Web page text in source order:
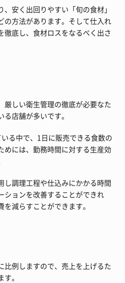
安く出回りやすい「旬の食材」
の方法があります。そして仕入れ
徹底し、食材ロスをなるべく出さ
厳しい衛生管理の徹底が必要なた
店舗が多いです。
る中で、1日に販売できる食数の
めには、勤務時間に対する生産効
し調理工程や仕込みにかかる時間
ションを改善することができれ
減らすことができます。
比例しますので、売上を上げるた
。